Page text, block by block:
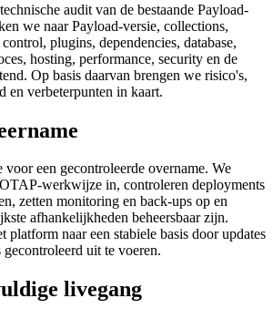
audit van de bestaande Payload-
we naar Payload-versie, collections,
plugins, dependencies, database,
hosting, performance, security en de
Op basis daarvan brengen we risico's,
en verbeterpunten in kaart.
een gecontroleerde overname. We
werkwijze in, controleren deployments
zetten monitoring en back-ups op en
afhankelijkheden beheersbaar zijn.
platform naar een stabiele basis door updates
uit te voeren.
livegang